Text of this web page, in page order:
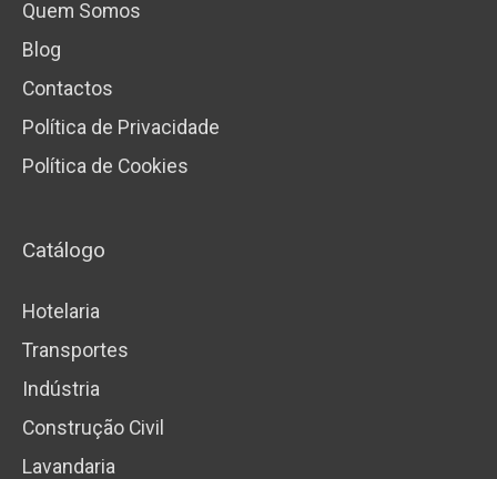
Quem Somos
Blog
Contactos
Política de Privacidade
Política de Cookies
Catálogo
Hotelaria
Transportes
Indústria
Construção Civil
Lavandaria